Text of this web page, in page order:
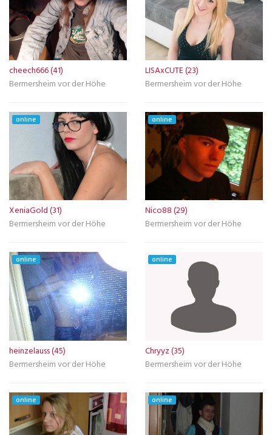
cheech666 (41)
Bermersheim vor der Höhe
LISAxCUTE (23)
Bermersheim vor der Höhe
online
XeniaGold (31)
Bermersheim vor der Höhe
online
Nico88 (29)
Bermersheim vor der Höhe
online
heinzelauss (45)
Bermersheim vor der Höhe
online
Chryyz (35)
Bermersheim vor der Höhe
online online